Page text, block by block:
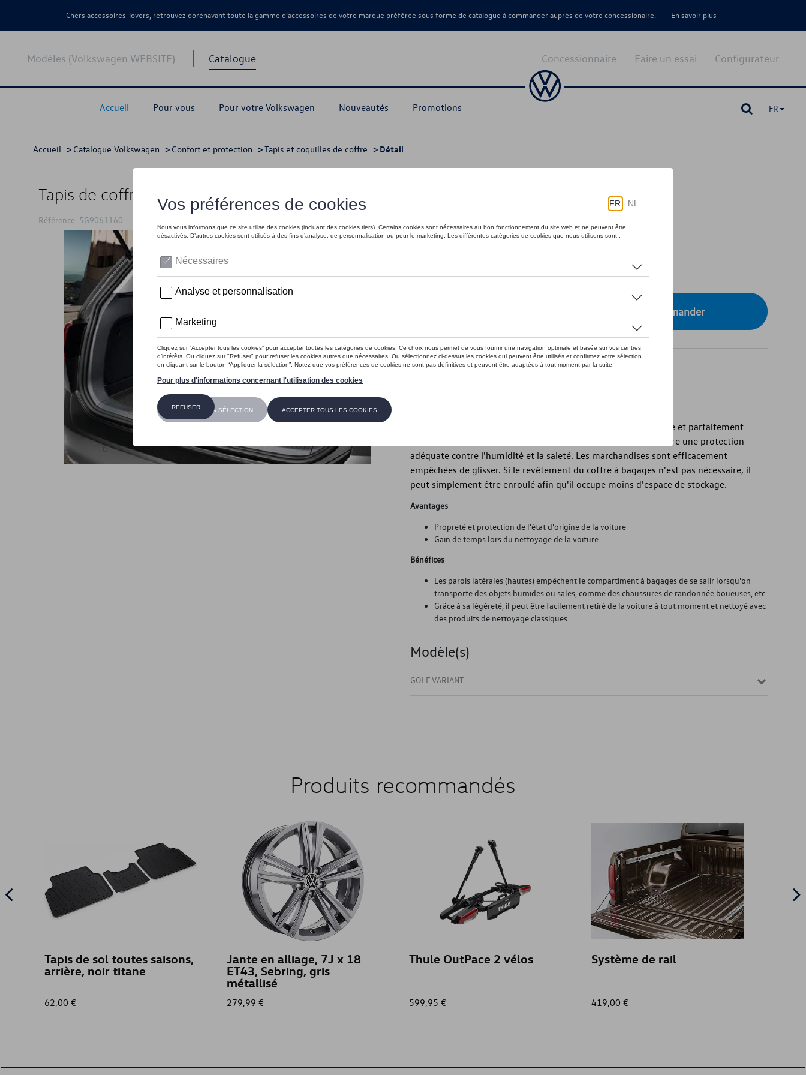
Chers accessoires-lovers, retrouvez dorénavant toute la gamme d’accessoires de votre marque préférée sous forme de catalogue à commander auprès de votre concessionaire. En savoir plus
Modèles (Volkswagen WEBSITE) Catalogue
Accueil Pour vous Pour votre Volkswagen Nouveautés Promotions
Configurateur
Faire un essai
Concessionnaire
FR
Accueil > Catalogue Volkswagen > Confort et protection >Tapis et coquilles de coffre > Détail
Tapis de coffre, Anthracite
Référence: 5G9061160
Moins de 5 pcs disponibles.
Contactez votre concessionnaire pour commander
Introduction
Le revêtement de coffre Volkswagen d'origine est léger, flexible et parfaitement
conçu pour épouser les contours de votre véhicule. Le bord offre une protection
adéquate contre l'humidité et la saleté. Les marchandises sont efficacement
empêchées de glisser. Si le revêtement du coffre à bagages n'est pas nécessaire, il
peut simplement être enroulé afin qu'il occupe moins d'espace de stockage.
Avantages
Propreté et protection de l'état d'origine de la voiture
Gain de temps lors du nettoyage de la voiture
Bénéfices
Les parois latérales (hautes) empêchent le compartiment à bagages de se salir lorsqu'on
transporte des objets humides ou sales, comme des chaussures de randonnée boueuses, etc.
Grâce à sa légèreté, il peut être facilement retiré de la voiture à tout moment et nettoyé avec
des produits de nettoyage classiques.
Modèle(s)
GOLF VARIANT
Produits recommandés
Tapis de sol toutes saisons,
arrière, noir titane
62,00 €
Jante en alliage, 7J x 18
ET43, Sebring, gris
métallisé
279,99 €
Thule OutPace 2 vélos
599,95 €
Système de rail
419,00 €